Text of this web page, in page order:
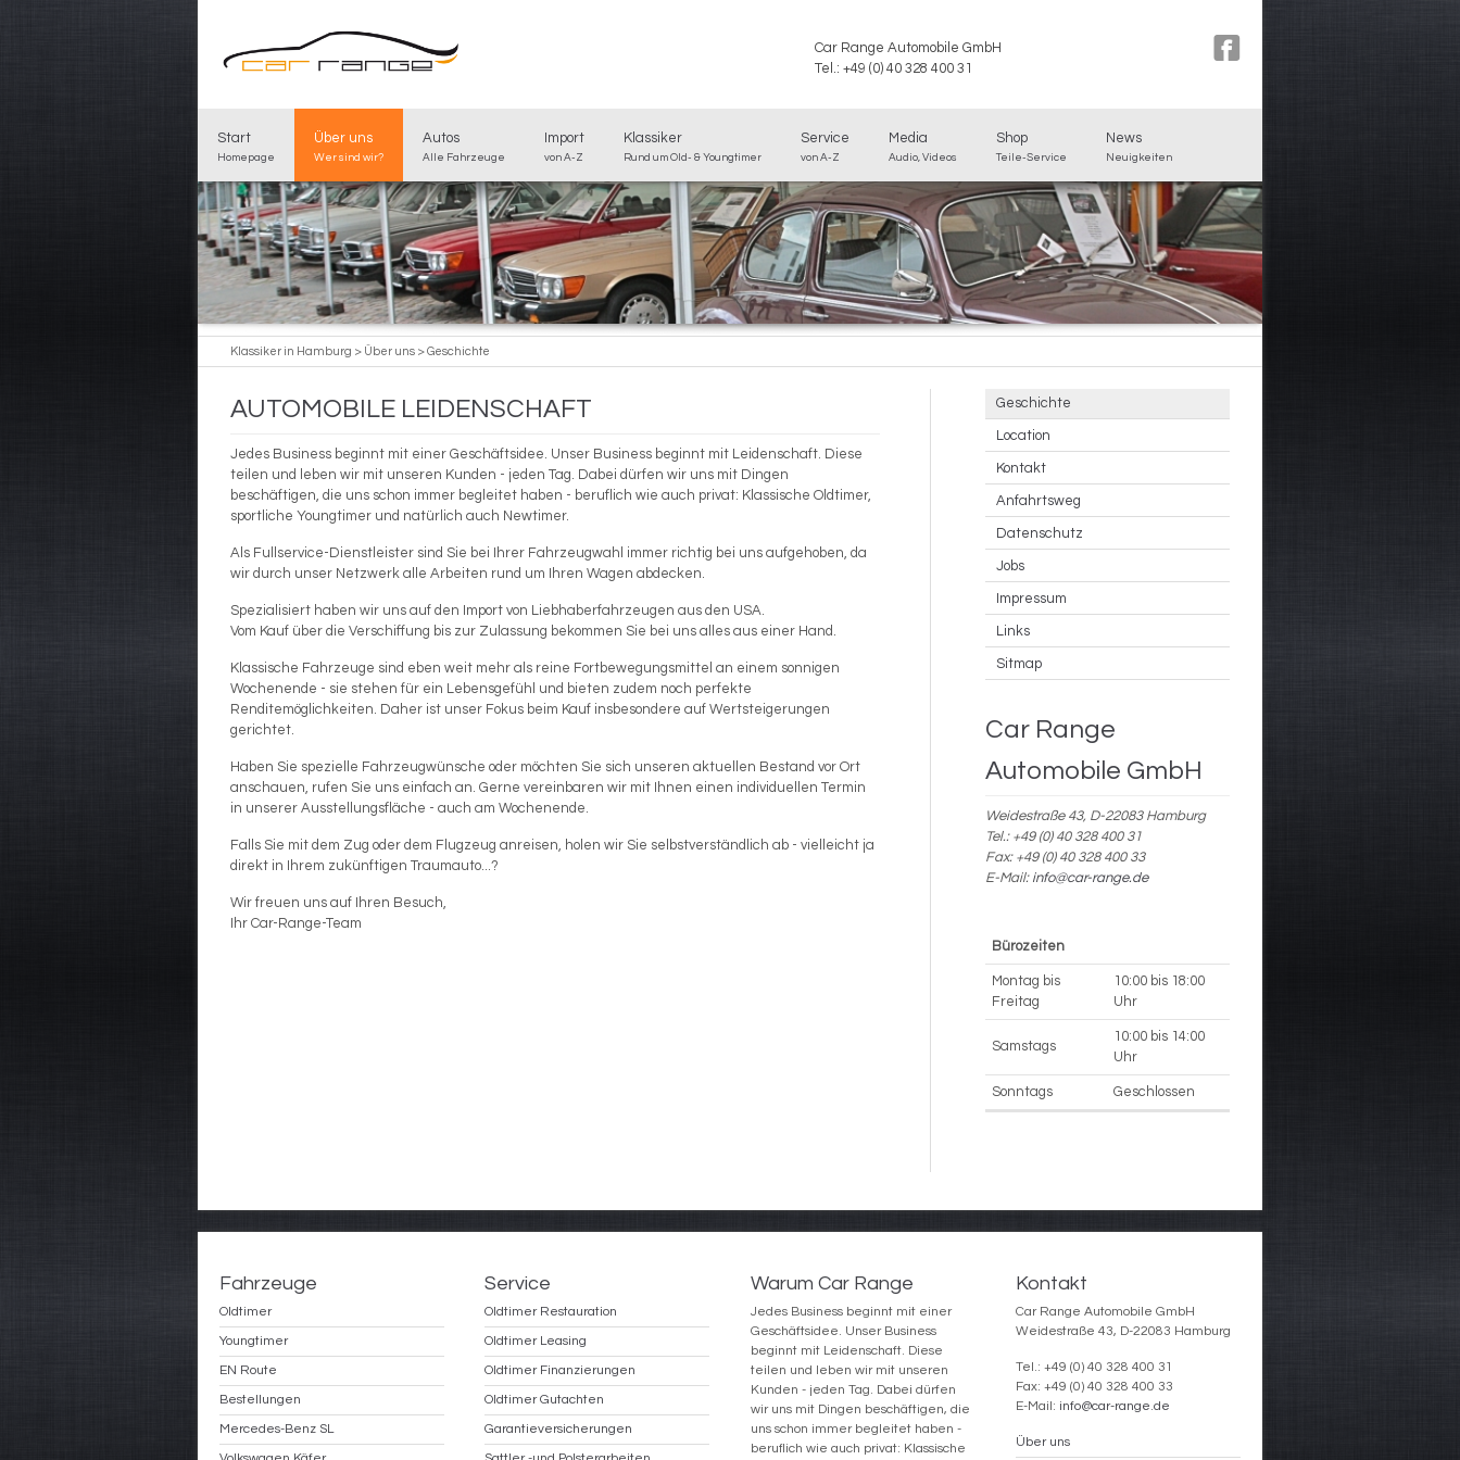
Start
Homepage
Über uns
Wer sind wir?
Autos
Alle Fahrzeuge
Import
von A-Z
Klassiker
Rund um Old- & Youngtimer
Service
von A-Z
Media
Audio, Videos
Shop
Teile-Service
News
Neuigkeiten
Car Range Automobile GmbH
Tel.: +49 (0) 40 328 400 31
Klassiker in Hamburg > Über uns >Geschichte
AUTOMOBILE LEIDENSCHAFT
Jedes Business beginnt mit einer Geschäftsidee. Unser Business beginnt mit Leidenschaft. Diese
teilen und leben wir mit unseren Kunden - jeden Tag. Dabei dürfen wir uns mit Dingen
beschäftigen, die uns schon immer begleitet haben - beruflich wie auch privat: Klassische Oldtimer,
sportliche Youngtimer und natürlich auch Newtimer.
Als Fullservice-Dienstleister sind Sie bei Ihrer Fahrzeugwahl immer richtig bei uns aufgehoben, da
wir durch unser Netzwerk alle Arbeiten rund um Ihren Wagen abdecken.
Spezialisiert haben wir uns auf den Import von Liebhaberfahrzeugen aus den USA.
Vom Kauf über die Verschiffung bis zur Zulassung bekommen Sie bei uns alles aus einer Hand.
Klassische Fahrzeuge sind eben weit mehr als reine Fortbewegungsmittel an einem sonnigen
Wochenende - sie stehen für ein Lebensgefühl und bieten zudem noch perfekte
Renditemöglichkeiten. Daher ist unser Fokus beim Kauf insbesondere auf Wertsteigerungen
gerichtet.
Haben Sie spezielle Fahrzeugwünsche oder möchten Sie sich unseren aktuellen Bestand vor Ort
anschauen, rufen Sie uns einfach an. Gerne vereinbaren wir mit Ihnen einen individuellen Termin
in unserer Ausstellungsfläche - auch am Wochenende.
Falls Sie mit dem Zug oder dem Flugzeug anreisen, holen wir Sie selbstverständlich ab - vielleicht ja
direkt in Ihrem zukünftigen Traumauto...?
Wir freuen uns auf Ihren Besuch,
Ihr Car-Range-Team
Geschichte
Location
Kontakt
Anfahrtsweg
Datenschutz
Jobs
Impressum
Links
Sitmap
Car Range
Automobile GmbH
Weidestraße 43, D-22083 Hamburg
Tel.: +49 (0) 40 328 400 31
Fax: +49 (0) 40 328 400 33
E-Mail: info@car-range.de
Bürozeiten
Montag bis
Freitag
10:00 bis 18:00
Uhr
Samstags
10:00 bis 14:00
Uhr
Sonntags Geschlossen
Fahrzeuge
Oldtimer
Youngtimer
EN Route
Bestellungen
Mercedes-Benz SL
Service
Oldtimer Restauration
Oldtimer Leasing
Oldtimer Finanzierungen
Oldtimer Gutachten
Garantieversicherungen
Warum Car Range
Jedes Business beginnt mit einer
Geschäftsidee. Unser Business
beginnt mit Leidenschaft. Diese
teilen und leben wir mit unseren
Kunden - jeden Tag. Dabei dürfen
wir uns mit Dingen beschäftigen, die
uns schon immer begleitet haben -
beruflich wie auch privat: Klassische
Kontakt
Car Range Automobile GmbH
Weidestraße 43, D-22083 Hamburg
Tel.: +49 (0) 40 328 400 31
Fax: +49 (0) 40 328 400 33
E-Mail: info@car-range.de
Über uns